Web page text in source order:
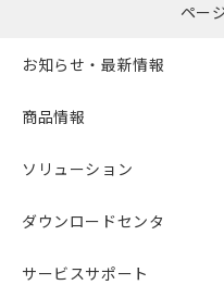
ペー
お知らせ・最新情報
商品情報
ソリューション
ダウンロードセンタ
サービスサポート